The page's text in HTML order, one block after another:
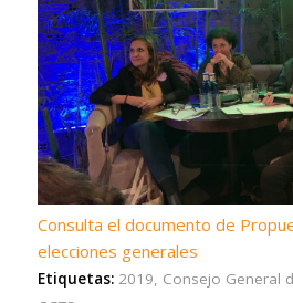
Consulta el documento de
elecciones generales
Etiquetas: 2019, Consejo General